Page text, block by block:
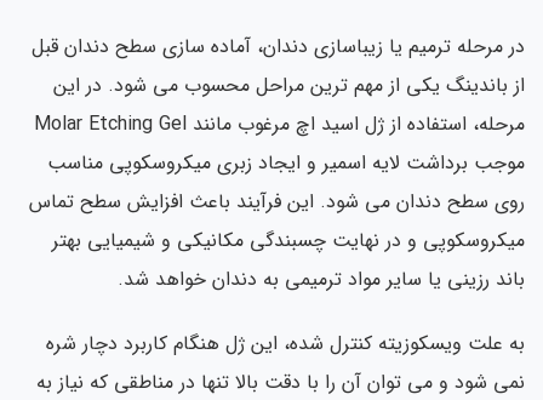
در مرحله ترمیم یا زیباسازی دندان، آماده سازی سطح دندان قبل
از باندینگ یکی از مهم ترین مراحل محسوب می شود. در این
مرحله، استفاده از ژل اسید اچ مرغوب مانند Molar Etching Gel
موجب برداشت لایه اسمیر و ایجاد زبری میکروسکوپی مناسب
روی سطح دندان می شود. این فرآیند باعث افزایش سطح تماس
میکروسکوپی و در نهایت چسبندگی مکانیکی و شیمیایی بهتر
باند رزینی یا سایر مواد ترمیمی به دندان خواهد شد.
به علت ویسکوزیته کنترل شده، این ژل هنگام کاربرد دچار شره
نمی شود و می توان آن را با دقت بالا تنها در مناطقی که نیاز به